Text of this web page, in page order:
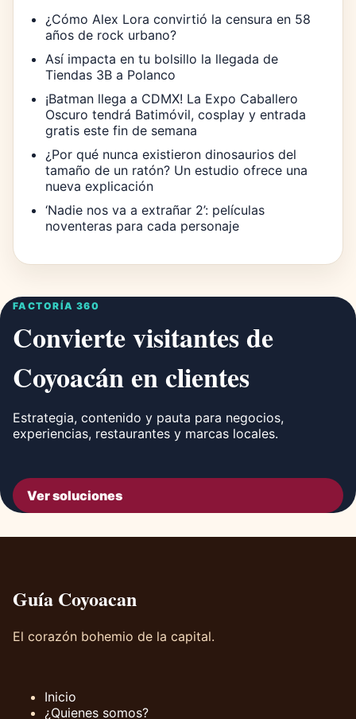
¿Cómo Alex Lora convirtió la censura en 58
años de rock urbano?
Así impacta en tu bolsillo la llegada de
Tiendas 3B a Polanco
¡Batman llega a CDMX! La Expo Caballero
Oscuro tendrá Batimóvil, cosplay y entrada
gratis este fin de semana
¿Por qué nunca existieron dinosaurios del
tamaño de un ratón? Un estudio ofrece una
nueva explicación
‘Nadie nos va a extrañar 2’: películas
noventeras para cada personaje
FACTORÍA 360
Convierte visitantes de
Coyoacán en clientes
Estrategia, contenido y pauta para negocios,
experiencias, restaurantes y marcas locales.
Ver soluciones
Guía Coyoacan
El corazón bohemio de la capital.
Inicio
¿Quienes somos?